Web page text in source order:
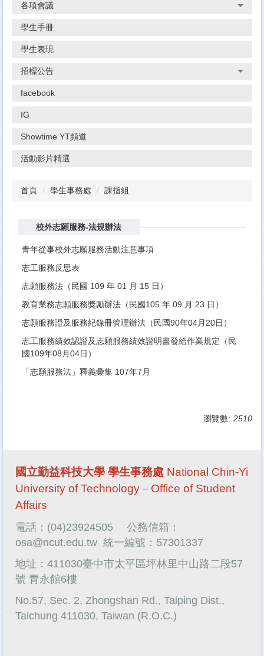
各項會議
學生手冊
學生表現
招標公告
facebook
IG
Showtime YT頻道
活動影片精選
首頁 學生事務處 課指組
校外志願服務-法規辦法
青年從事校外志願服務活動注意事項
志工服務反思表
志願服務法 （民國 109 年 01 月 15 日）
教育業務志願服務獎勵辦法 （民國105 年 09 月 23 日）
志願服務證及服務紀錄冊管理辦法 （民國90年04月20日）
志工服務績效認證及志願服務績效證明書發給作業規定 （民
國109年08月04日）
「志願服務法」釋義彙集 107年7月
瀏覽數: 2510
國立勤益科技大學 學生事務處 National Chin-Yi
University of Technology－Office of Student
Affairs
電話：(04)23924505 公務信箱：
osa@ncut.edu.tw 統一編號：57301337
地址：411030臺中市太平區坪林里中山路二段57
號 青永館6樓
No.57, Sec. 2, Zhongshan Rd., Taiping Dist.,
Taichung 411030, Taiwan (R.O.C.)